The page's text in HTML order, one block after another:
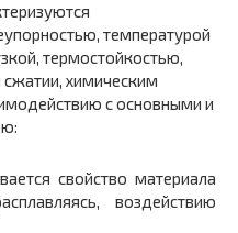
температурой
термостойкостью,
химическим
с основными и
свойство материала
воздействию